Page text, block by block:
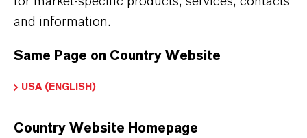
de entrega
and information.
Same Page on Country Website
USA (ENGLISH)
Country Website Homepage